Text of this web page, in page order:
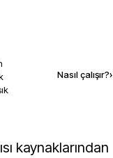
Nasıl çalışır?›